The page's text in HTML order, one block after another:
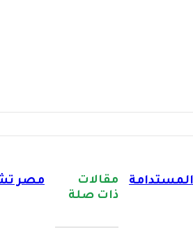
مصر
مقالات
ذات صلة